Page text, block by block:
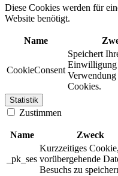
Diese Cookies werden für
Website benötigt.
Name
CookieConsent
Speichert
Einwilligung
Verwendung
Cookies.
Statistik
Zustimmen
Name Zweck
_pk_ses
Kurzzeitiges
vorübergehende
Besuchs zu